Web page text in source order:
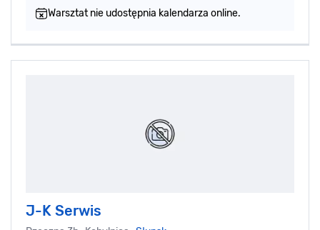
Warsztat nie udostępnia kalendarza online.
J-K Serwis